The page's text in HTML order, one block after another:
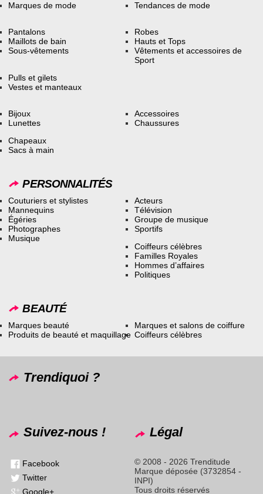
Marques de mode Tendances de mode
Pantalons
Maillots de bain
Sous-vêtements
Robes
Hauts et Tops
Vêtements et accessoires de
Sport
Pulls et gilets
Vestes et manteaux
Bijoux
Lunettes
Accessoires
Chaussures
Chapeaux
Sacs à main
PERSONNALITÉS
Couturiers et stylistes
Mannequins
Égéries
Photographes
Musique
Acteurs
Télévision
Groupe de musique
Sportifs
Coiffeurs célèbres
Familles Royales
Hommes d’affaires
Politiques
BEAUTÉ
Marques beauté
Produits de beauté et maquillage
Marques et salons de coiffure
Coiffeurs célèbres
Trendiquoi ?
Suivez-nous !
Facebook
Twitter
Google+
Légal
© 2008 - 2026 Trenditude
Marque déposée (3732854 -
INPI)
Tous droits réservés